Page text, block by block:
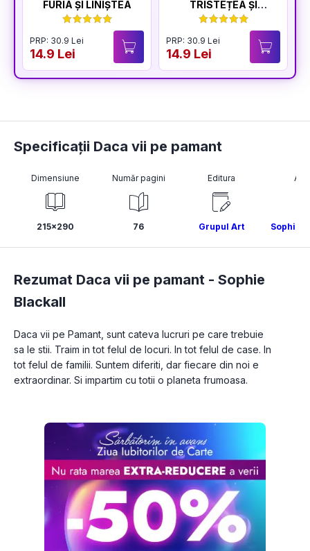
FURIA ȘI LINIȘTEA
PRP: 30.9 Lei
14.9 Lei
TRISTEȚEA ȘI
BUCURIA
PRP: 30.9 Lei
14.9 Lei
Specificații Daca vii pe pamant
Dimensiune
215x290
Număr pagini
76
Editura
Grupul Art Sophie
Rezumat Daca vii pe pamant - Sophie
Blackall
Daca vii pe Pamant, sunt cateva lucruri pe care trebuie
sa le stii. Traim in tot felul de locuri. In tot felul de case. In
tot felul de familii. Suntem diferiti, dar fiecare din noi e
extraordinar. Si impartim cu totii o planeta frumoasa.